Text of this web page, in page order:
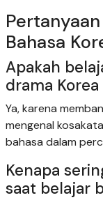
Bahasa
Apakah
drama
Ya, karena
mengenal
bahasa dalam
Kenapa
saat belajar